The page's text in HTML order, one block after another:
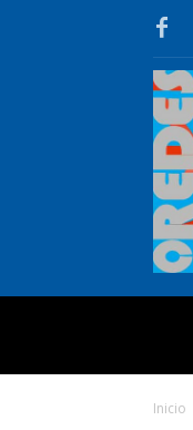
Inicio